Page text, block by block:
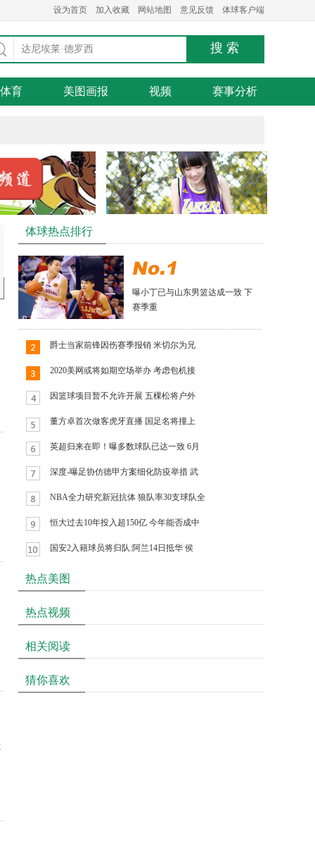
设为首页 加入收藏 网站地图 意见反馈 体球客户端
育 美图画报 视频 赛事分析
体球热点排行
曝小丁已与山东男篮达成一致 下
赛季重
爵士当家前锋因伤赛季报销 米切尔为兄
2020美网或将如期空场举办 考虑包机接
因篮球项目暂不允许开展 五棵松将户外
董方卓首次做客虎牙直播 国足名将撞上
英超归来在即！曝多数球队已达一致 6月
深度-曝足协仿德甲方案细化防疫举措 武
NBA全力研究新冠抗体 狼队率30支球队全
恒大过去10年投入超150亿 今年能否成中
国安2入籍球员将归队:阿兰14日抵华 侯
热点美图
热点视频
相关阅读
猜你喜欢